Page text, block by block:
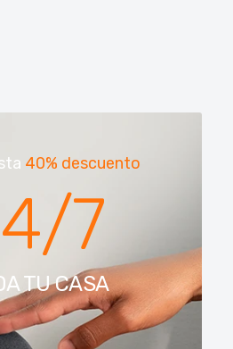
40% descuento
7
TU CASA